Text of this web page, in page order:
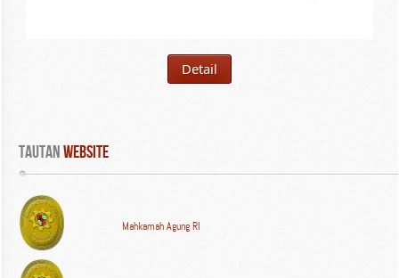
Detail
Tautan WEBSITE
Mahkamah Agung RI